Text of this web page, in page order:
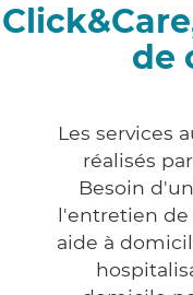
de
Les services
réalisés
Besoin
l'entretien de
aide à